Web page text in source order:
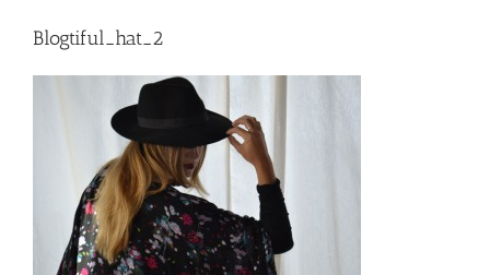
Blogtiful_hat_2